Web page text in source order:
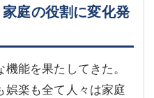
庭の役割に変化発
能を果たしてきた。
楽も全て人々は家庭